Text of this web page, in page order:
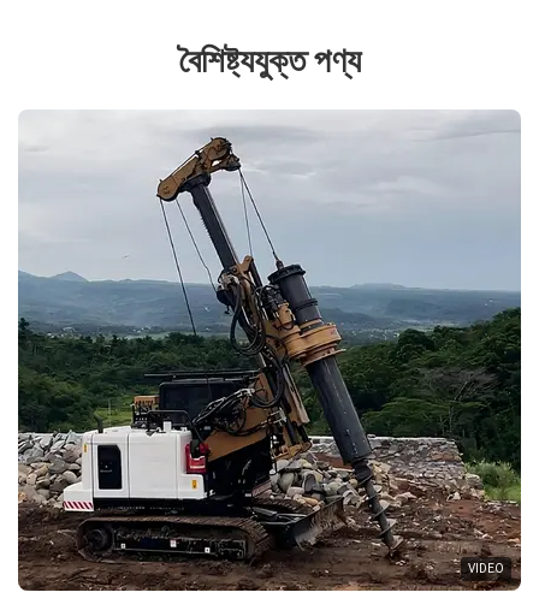
বৈশিষ্ট্যযুক্ত পণ্য
VIDEO